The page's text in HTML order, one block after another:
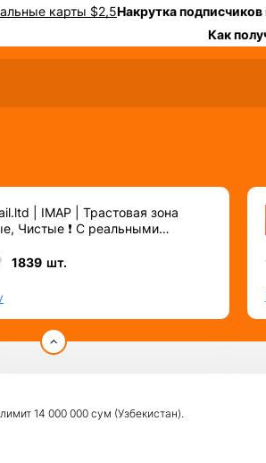
карты $2,5Накрутка подписчиков
Как
| IMAP | Трастовая зона
Чистые ❗️ С реальными
1839 шт.
14 000 000 сум (Узбекистан).